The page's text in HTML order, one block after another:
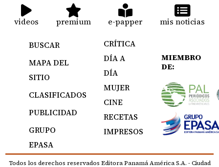
videos premium e-papper mis noticias
BUSCAR
MAPA DEL
SITIO
CLASIFICADOS
PUBLICIDAD
GRUPO
EPASA
CRÍTICA
DÍA A
DÍA
MUJER
CINE
RECETAS
IMPRESOS
MIEMBRO
DE:
Todos los derechos reservados Editora Panamá América S.A. - Ciudad